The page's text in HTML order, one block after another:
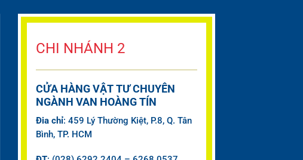
CHI NHÁNH 2
CỬA HÀNG VẬT TƯ CHUYÊN
NGÀNH VAN HOÀNG TÍN
Đia chỉ: 459 Lý Thường Kiệt, P.8, Q. Tân
Bình, TP. HCM